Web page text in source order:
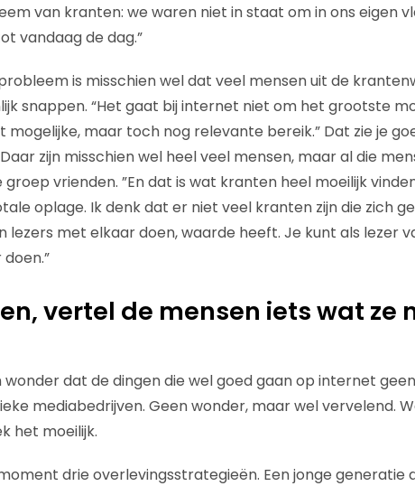
van kranten: we waren niet in staat om in ons eigen
vandaag de dag.”
is misschien wel dat veel mensen uit de
snappen. “Het gaat bij internet niet om het grootste
mogelijke, maar toch nog relevante bereik.” Dat zie je
zijn misschien wel heel veel mensen, maar al die
vrienden. ”En dat is wat kranten heel moeilijk
oplage. Ik denk dat er niet veel kranten zijn die zich
lezers met elkaar doen, waarde heeft. Je kunt als lezer
vertel de mensen iets wat ze
wonder dat de dingen die wel goed gaan op internet
mediabedrijven. Geen wonder, maar wel vervelend.
het moeilijk.
drie overlevingsstrategieën. Een jonge generatie